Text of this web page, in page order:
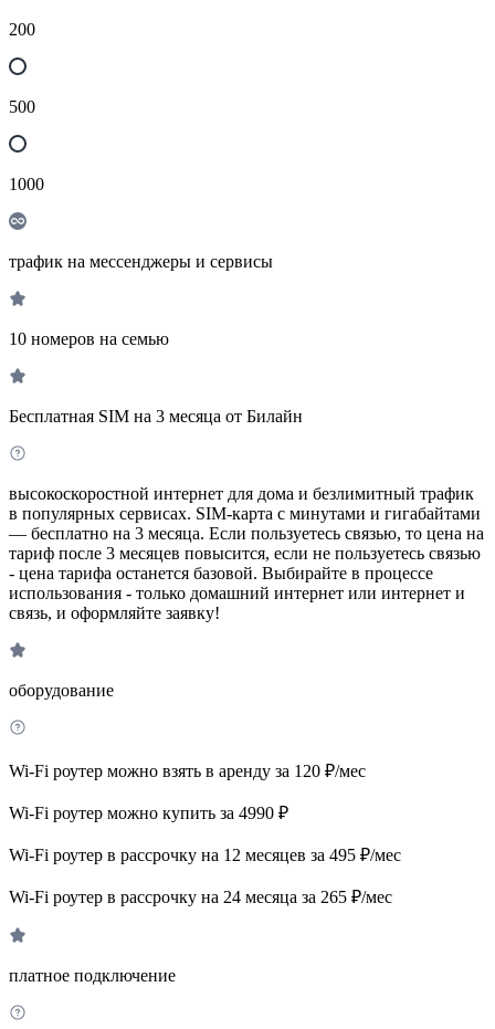
200
500
1000
трафик на мессенджеры и сервисы
10 номеров на семью
Бесплатная SIM на 3 месяца от Билайн
высокоскоростной интернет для дома и безлимитный трафик
в популярных сервисах. SIM-карта с минутами и гигабайтами
— бесплатно на 3 месяца. Если пользуетесь связью, то цена на
тариф после 3 месяцев повысится, если не пользуетесь связью
- цена тарифа останется базовой. Выбирайте в процессе
использования - только домашний интернет или интернет и
связь, и оформляйте заявку!
оборудование
Wi-Fi роутер можно взять в аренду за 120 ₽/мес
Wi-Fi роутер можно купить за 4990 ₽
Wi-Fi роутер в рассрочку на 12 месяцев за 495 ₽/мес
Wi-Fi роутер в рассрочку на 24 месяца за 265 ₽/мес
платное подключение